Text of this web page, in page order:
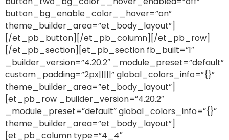
button_bg_enable_color__hover=”on”
theme_builder_area=”et_body_layout”]
[/et_pb_button][/et_pb_column][/et_pb_row]
[/et_pb_section][et_pb_section fb_built=”1″
_builder_version=”4.20.2″ _module_preset=”default”
custom_padding=”2px|||||” global_colors_info=”{}”
theme_builder_area=”et_body_layout”]
[et_pb_row _builder_version=”4.20.2″
_module_preset=”default” global_colors_info=”{}”
theme_builder_area=”et_body_layout”]
[et_pb_column type=”4_4″